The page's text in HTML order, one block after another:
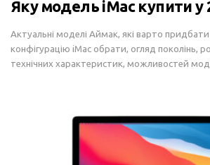
Яку модель iMac купити у
Актуальні моделі Аймак, які варто
конфігурацію iMac обрати, огляд поколінь,
технічних характеристик, можливостей